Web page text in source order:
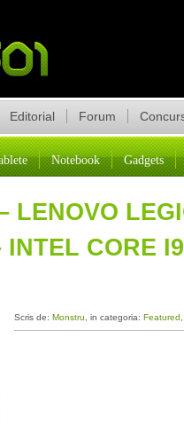
Editorial Forum
Notebook Gadgets
LENOVO
INTEL CORE
Scris de: Monstru , in categoria: Featured